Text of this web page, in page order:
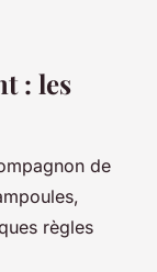
: les
de
règles